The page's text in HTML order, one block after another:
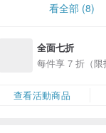
看全部 (8)
全面七折
每件享 7 折（
查看活動商品